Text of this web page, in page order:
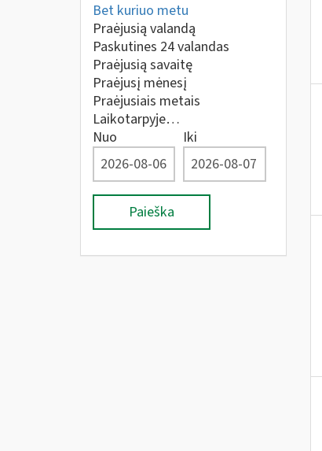
Bet kuriuo metu
Praėjusią valandą
Paskutines 24 valandas
Praėjusią savaitę
Praėjusį mėnesį
Praėjusiais metais
Laikotarpyje…
Nuo
Iki
Paieška